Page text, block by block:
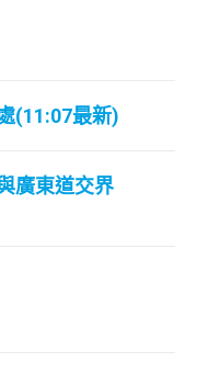
(11:07最新)
廣東道交界